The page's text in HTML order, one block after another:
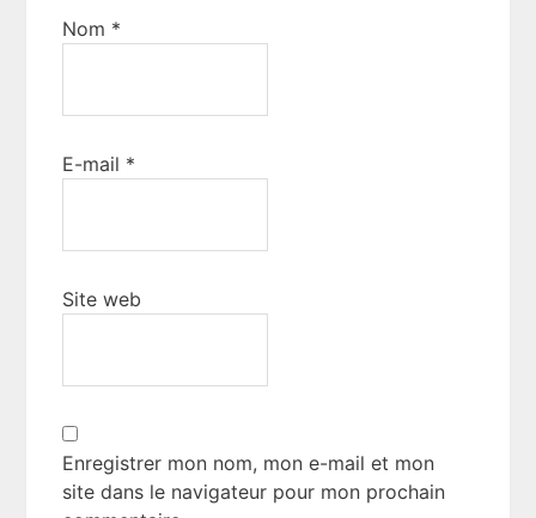
Nom *
E-mail *
Site web
Enregistrer mon nom, mon e-mail et mon
site dans le navigateur pour mon prochain